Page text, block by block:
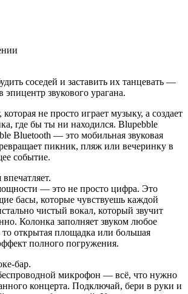
соседей и заставить их танцевать —
эпицентр звукового урагана.
не просто играет музыку, а создает
где бы ты ни находился. Blupebble
Bluetooth — это мобильная звуковая
пикник, пляж или вечеринку в
событие.
— это не просто цифра. Это
басы, которые чувствуешь каждой
чистый вокал, который звучит
Колонка заполняет звуком любое
то открытая площадка или большая
полного погружения.
бар.
микрофон — всё, что нужно
концерта. Подключай, бери в руки и